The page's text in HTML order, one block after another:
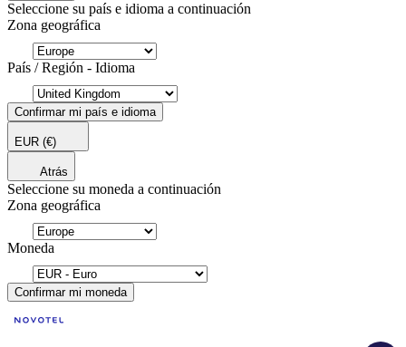
Seleccione su país e idioma a continuación
Zona geográfica
País / Región - Idioma
Confirmar mi país e idioma
EUR (€)
Atrás
Seleccione su moneda a continuación
Zona geográfica
Moneda
Confirmar mi moneda